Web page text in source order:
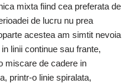
mixta fiind cea preferata de
de lucru nu prea
acestea am simtit nevoia
linii continue sau frante,
miscare de cadere in
printr-o linie spiralata,